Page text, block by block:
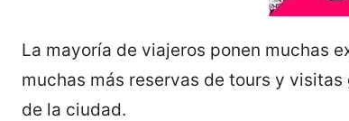
La mayoría de viajeros ponen muchas
muchas más reservas de tours y
de la ciudad.